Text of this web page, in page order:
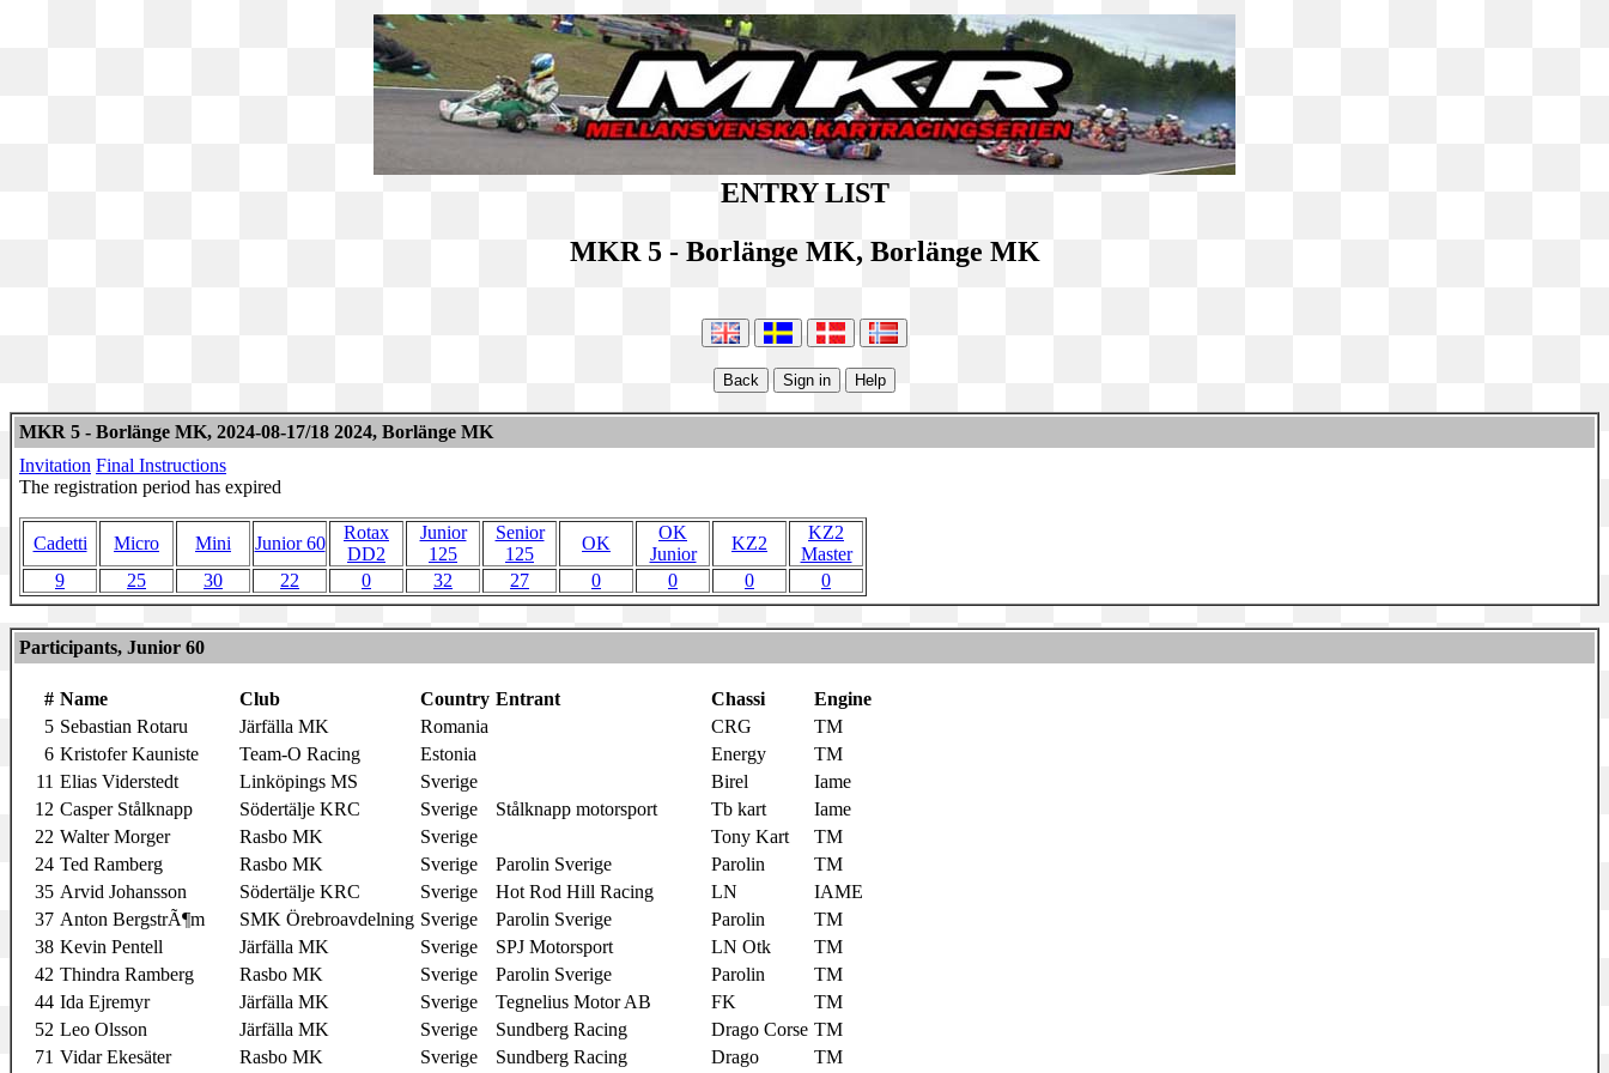
ENTRY LIST
MKR 5 - Borlänge MK, Borlänge MK
MKR 5 - Borlänge MK, 2024-08-17/18 2024, Borlänge MK
Invitation Final Instructions
The registration period has expired
Cadetti Micro Mini Junior 60
Rotax
DD2
Junior
125
Senior
125
OK
OK
Junior
KZ2
KZ2
Master
9
25 30 22 0 32 27 0 0 0 0
Participants, Junior 60
# Name Club Country Entrant Chassi
Engine
5 Sebastian Rotaru Järfälla MK Romania CRG
TM
6 Kristofer Kauniste Team-O Racing Estonia Energy
TM
11 Elias Viderstedt Linköpings MS Sverige Birel
Iame
12 Casper Stålknapp Södertälje KRC Sverige Stålknapp motorsport Tb kart
Iame
22 Walter Morger Rasbo MK Sverige Tony Kart
TM
24 Ted Ramberg Rasbo MK Sverige Parolin Sverige Parolin
TM
35 Arvid Johansson Södertälje KRC Sverige Hot Rod Hill Racing LN
IAME
37 Anton BergstrÃ¶m SMK Örebroavdelning Sverige Parolin Sverige Parolin
TM
38 Kevin Pentell Järfälla MK Sverige SPJ Motorsport LN Otk
TM
42 Thindra Ramberg Rasbo MK Sverige Parolin Sverige Parolin
TM
44 Ida Ejremyr Järfälla MK Sverige Tegnelius Motor AB FK
TM
52 Leo Olsson Järfälla MK Sverige Sundberg Racing Drago Corse TM
71 Vidar Ekesäter Rasbo MK Sverige Sundberg Racing Drago TM